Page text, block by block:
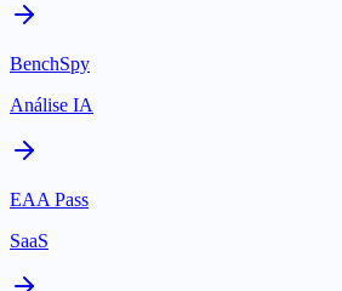
BenchSpy
Análise IA
EAA Pass
SaaS